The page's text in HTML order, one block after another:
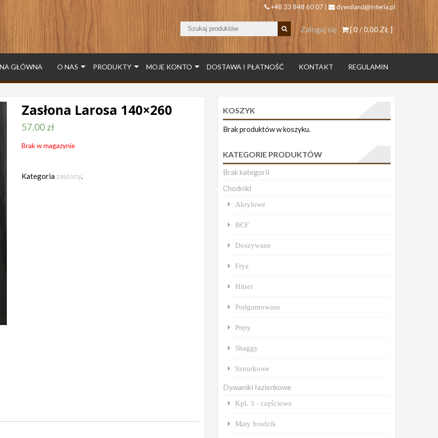
+48 33 848 60 07 | dywoland@interia.pl
[ 0 /0.00 ZŁ]
Zaloguj się
GŁÓWNA O NAS PRODUKTY MOJE KONTO DOSTAWA I PŁATNOŚĆ KONTAKT REGULAMIN
Zasłona Larosa 140×260
57.00 zł
Brak w magazynie
Kategoria zasłony.
KOSZYK
Brak produktów w koszyku.
KATEGORIE PRODUKTÓW
Brak kategorii
Chodniki
Akrylowe
BCF
Doszywane
Fryz
Hitset
Podgumowane
Pręty
Shaggy
Sznurkowe
Dywaniki łazienkowe
Kpl. 3 - częściowe
Maty brodzik